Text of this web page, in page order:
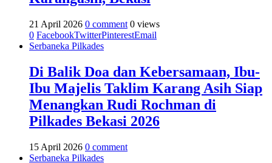
21 April 2026 0 comment 0 views
0 FacebookTwitterPinterestEmail
Serbaneka Pilkades
Di Balik Doa dan Kebersamaan, Ibu-
Ibu Majelis Taklim Karang Asih Siap
Menangkan Rudi Rochman di
Pilkades Bekasi 2026
15 April 2026 0 comment
Serbaneka Pilkades